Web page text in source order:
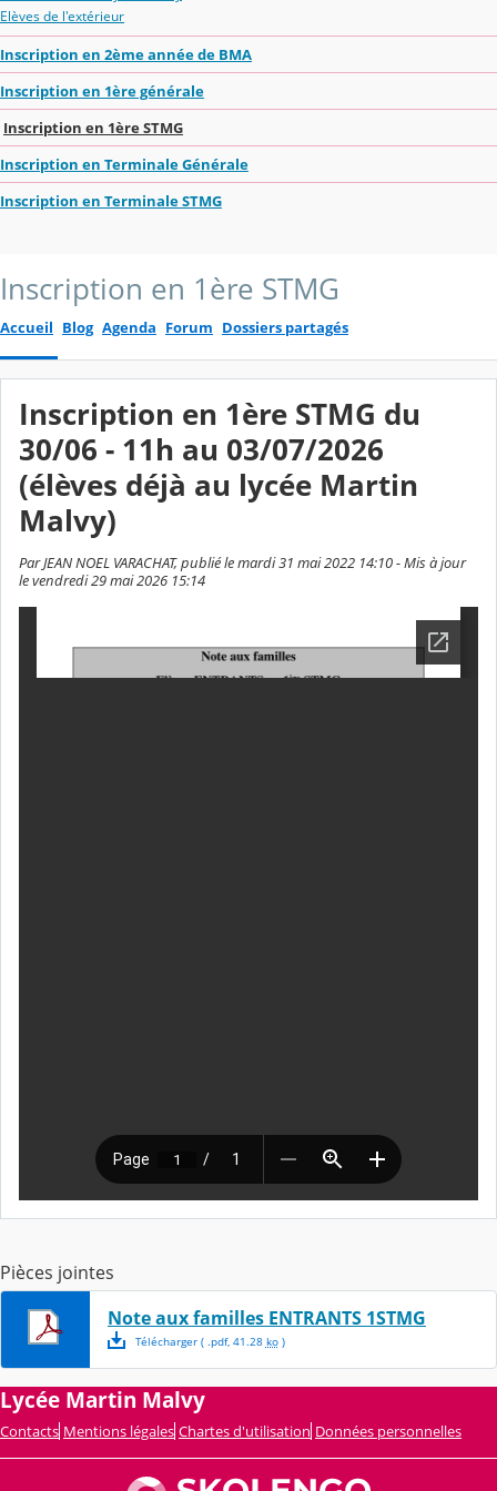
Elèves de l'extérieur
Inscription en 2ème année de BMA
Inscription en 1ère générale
Inscription en 1ère STMG
Inscription en Terminale Générale
Inscription en Terminale STMG
Inscription en 1ère STMG
Accueil Blog Agenda Forum Dossiers partagés
Inscription en 1ère STMG du
30/06 - 11h au 03/07/2026
(élèves déjà au lycée Martin
Malvy)
Par JEAN NOEL VARACHAT, publié le mardi 31 mai 2022 14:10 - Mis à jour
le vendredi 29 mai 2026 15:14
Pièces jointes
Note aux familles ENTRANTS 1STMG
Télécharger( .pdf, 41.28 ko)
Lycée Martin Malvy
Contacts Mentions légales Chartes d'utilisation Données personnelles